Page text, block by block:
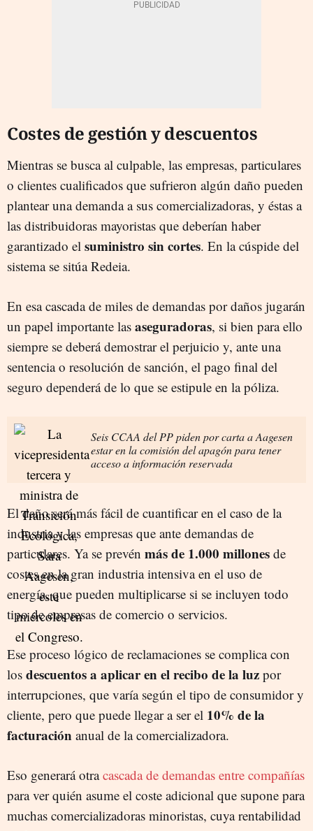
Costes de gestión y descuentos
Mientras se busca al culpable, las empresas, particulares
o clientes cualificados que sufrieron algún daño pueden
plantear una demanda a sus comercializadoras, y éstas a
las distribuidoras mayoristas que deberían haber
garantizado el suministro sin cortes. En la cúspide del
sistema se sitúa Redeia.
En esa cascada de miles de demandas por daños jugarán
un papel importante las aseguradoras, si bien para ello
siempre se deberá demostrar el perjuicio y, ante una
sentencia o resolución de sanción, el pago final del
seguro dependerá de lo que se estipule en la póliza.
Seis CCAA del PP piden por carta a Aagesen
estar en la comisión del apagón para tener
acceso a información reservada
El daño será más fácil de cuantificar en el caso de la
industria y las empresas que ante demandas de
particulares. Ya se prevén más de 1.000 millones de
costes en la gran industria intensiva en el uso de
energía, que pueden multiplicarse si se incluyen todo
tipo de empresas de comercio o servicios.
Ese proceso lógico de reclamaciones se complica con
los descuentos a aplicar en el recibo de la luz por
interrupciones, que varía según el tipo de consumidor y
cliente, pero que puede llegar a ser el 10% de la
facturación anual de la comercializadora.
Eso generará otracascada de demandas entre compañías
para ver quién asume el coste adicional que supone para
muchas comercializadoras minoristas, cuya rentabilidad